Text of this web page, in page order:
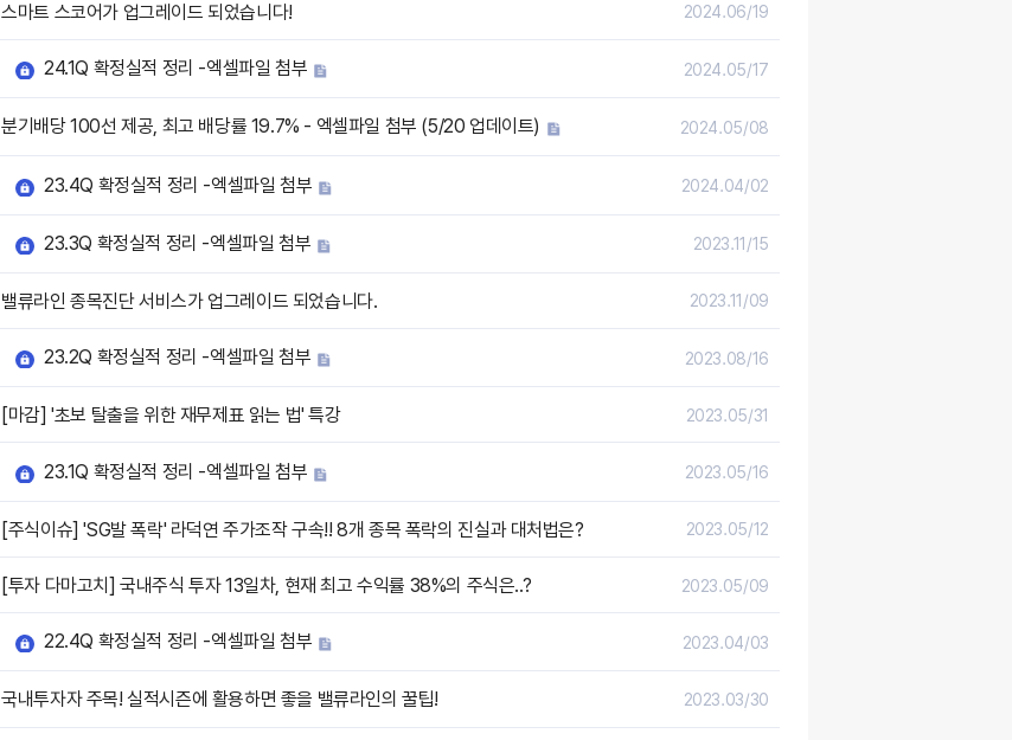
스마트 스코어가 업그레이드 되었습니다! 2024.06/19
24.1Q 확정실적 정리 -엑셀파일 첨부 2024.05/17
분기배당 100선 제공, 최고 배당률 19.7% - 엑셀파일 첨부 (5/20 업데이트) 2024.05/08
23.4Q 확정실적 정리 -엑셀파일 첨부 2024.04/02
23.3Q 확정실적 정리 -엑셀파일 첨부 2023.11/15
밸류라인 종목진단 서비스가 업그레이드 되었습니다. 2023.11/09
23.2Q 확정실적 정리 -엑셀파일 첨부 2023.08/16
[마감] '초보 탈출을 위한 재무제표 읽는 법' 특강 2023.05/31
23.1Q 확정실적 정리 -엑셀파일 첨부 2023.05/16
[주식이슈] 'SG발 폭락' 라덕연 주가조작 구속!! 8개 종목 폭락의 진실과 대처법은? 2023.05/12
[투자 다마고치] 국내주식 투자 13일차, 현재 최고 수익률 38%의 주식은..? 2023.05/09
22.4Q 확정실적 정리 -엑셀파일 첨부 2023.04/03
국내투자자 주목! 실적시즌에 활용하면 좋을 밸류라인의 꿀팁! 2023.03/30